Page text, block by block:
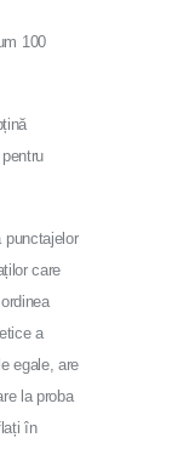
100
punctajelor
care
a
egale, are
la proba
în